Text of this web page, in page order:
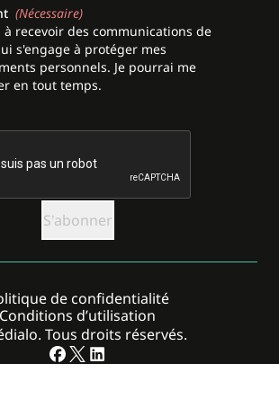
(Nécessaire)
à recevoir des communications de
s'engage à protéger mes
personnels. Je pourrai me
en tout temps.
Tous droits réservés.
de confidentialité
Conditions d’utilisation